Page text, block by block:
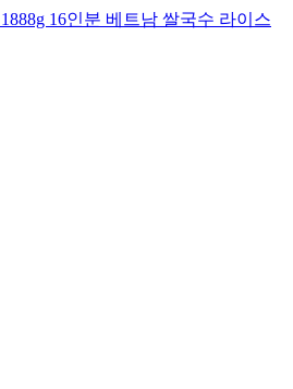
16인분 베트남 쌀국수 라이스